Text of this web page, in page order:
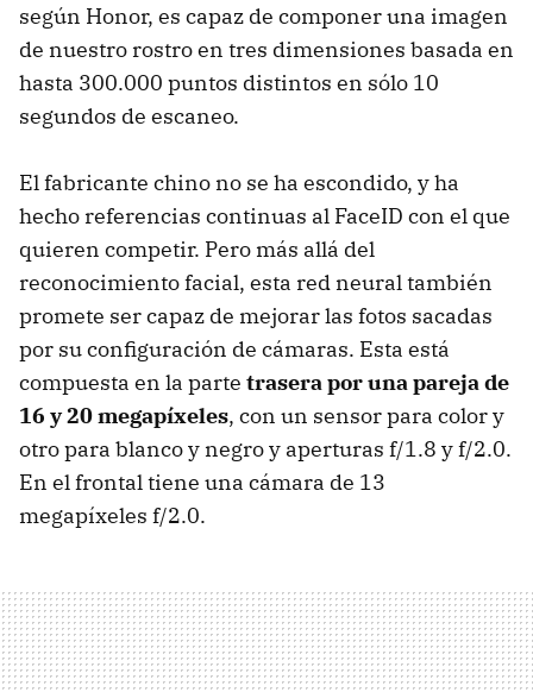
según Honor, es capaz de componer una imagen
de nuestro rostro en tres dimensiones basada en
hasta 300.000 puntos distintos en sólo 10
segundos de escaneo.
El fabricante chino no se ha escondido, y ha
hecho referencias continuas al FaceID con el que
quieren competir. Pero más allá del
reconocimiento facial, esta red neural también
promete ser capaz de mejorar las fotos sacadas
por su configuración de cámaras. Esta está
compuesta en la parte trasera por una pareja de
16 y 20 megapíxeles, con un sensor para color y
otro para blanco y negro y aperturas f/1.8 y f/2.0.
En el frontal tiene una cámara de 13
megapíxeles f/2.0.